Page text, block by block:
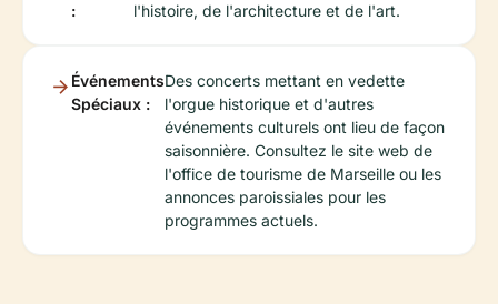
:
l'histoire, de l'architecture et de l'art.
Événements
Spéciaux :
Des concerts mettant en vedette
l'orgue historique et d'autres
événements culturels ont lieu de façon
saisonnière. Consultez le site web de
l'office de tourisme de Marseille ou les
annonces paroissiales pour les
programmes actuels.